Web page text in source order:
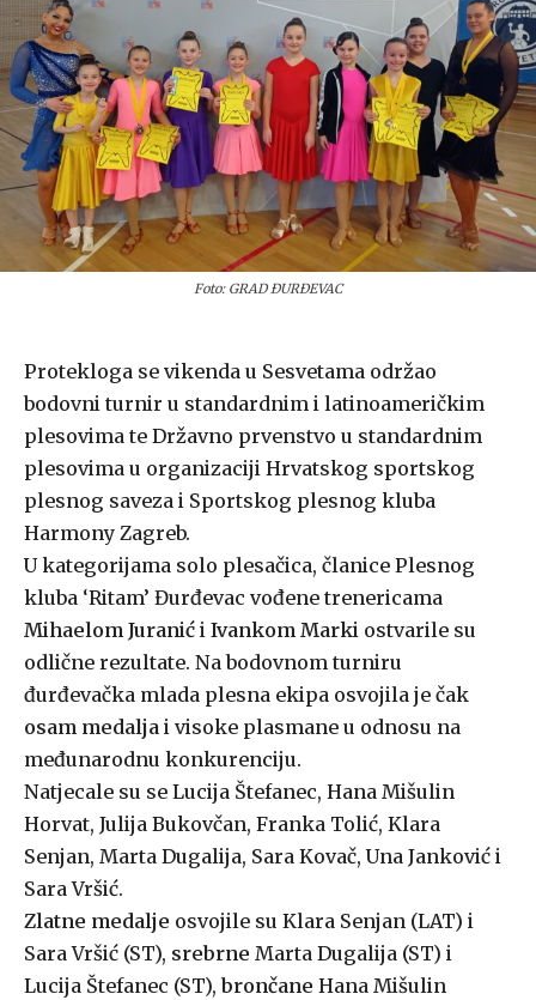
Foto: GRAD ĐURĐEVAC
Protekloga se vikenda u Sesvetama održao
bodovni turnir u standardnim i latinoameričkim
plesovima te Državno prvenstvo u standardnim
plesovima u organizaciji Hrvatskog sportskog
plesnog saveza i Sportskog plesnog kluba
Harmony Zagreb.
U kategorijama solo plesačica, članice Plesnog
kluba ‘Ritam’ Đurđevac vođene trenericama
Mihaelom Juranić i Ivankom Marki ostvarile su
odlične rezultate. Na bodovnom turniru
đurđevačka mlada plesna ekipa osvojila je čak
osam medalja i visoke plasmane u odnosu na
međunarodnu konkurenciju.
Natjecale su se Lucija Štefanec, Hana Mišulin
Horvat, Julija Bukovčan, Franka Tolić, Klara
Senjan, Marta Dugalija, Sara Kovač, Una Janković i
Sara Vršić.
Zlatne medalje osvojile su Klara Senjan (LAT) i
Sara Vršić (ST), srebrne Marta Dugalija (ST) i
Lucija Štefanec (ST),brončane Hana Mišulin